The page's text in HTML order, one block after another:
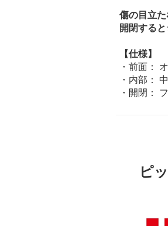
傷の目立
開閉する
【仕様】
・前面：
・内部：
・開閉：
ピ